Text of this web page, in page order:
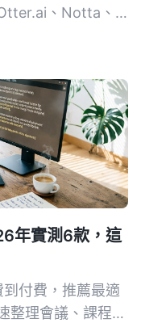
、Notta、
年實測6款，這
付費，推薦最適
整理會議、課程、